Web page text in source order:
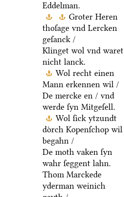
Eddelman.
Groter Heren
thoſage vnd Lercken
geſanck /
Klinget wol vnd waret
nicht lanck.
Wol recht einen
Mann erkennen wil /
De mercke en / vnd
werde ſyn Mitgeſell.
Wol ſick ytzundt
doͤrch Kopenſchop wil
begahn /
De moth vaken ſyn
wahr ſeggent lahn.
Thom Marckede
yderman weinich